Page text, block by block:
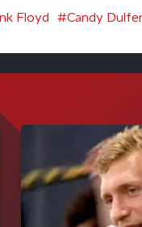
Floyd #Candy